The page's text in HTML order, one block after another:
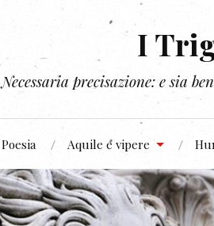
I
Necessaria precisazione: e sia
Poesia Aquile e vipere